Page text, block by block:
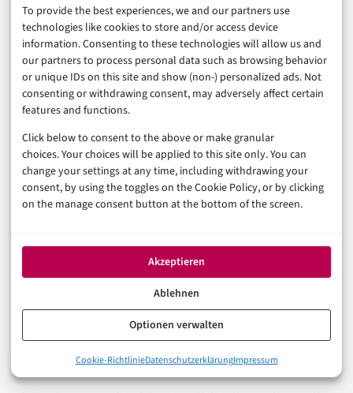
To provide the best experiences, we and our partners use
technologies like cookies to store and/or access device
information. Consenting to these technologies will allow us and
our partners to process personal data such as browsing behavior
or unique IDs on this site and show (non-) personalized ads. Not
consenting or withdrawing consent, may adversely affect certain
features and functions.
Click below to consent to the above or make granular
choices. Your choices will be applied to this site only. You can
change your settings at any time, including withdrawing your
consent, by using the toggles on the Cookie Policy, or by clicking
on the manage consent button at the bottom of the screen.
Akzeptieren
Ablehnen
Optionen verwalten
Cookie-RichtlinieDatenschutzerklärungImpressum
neuen UI-Schicht obendrauf.
Was bleibt von der großen
Meta-App-Vision?
Ganz ehrlich: Noch ist das kein fertiges Meta-App-
Betriebssystem, sondern eine Preview mit sieben
Partnern und einer klaren Geo-Einschränkung. Aber die
Services im Chat, Mobile Consumer AI als
Alltagsversprechen, ein Apps SDK, das laufend wächst.
Für Nutzer in der EU bleibt vorerst nur das Zuschauen,
für alle anderen beginnt schon jetzt ein anderer App-
Was steckt hinter dem ChatGPT Apps SDK?